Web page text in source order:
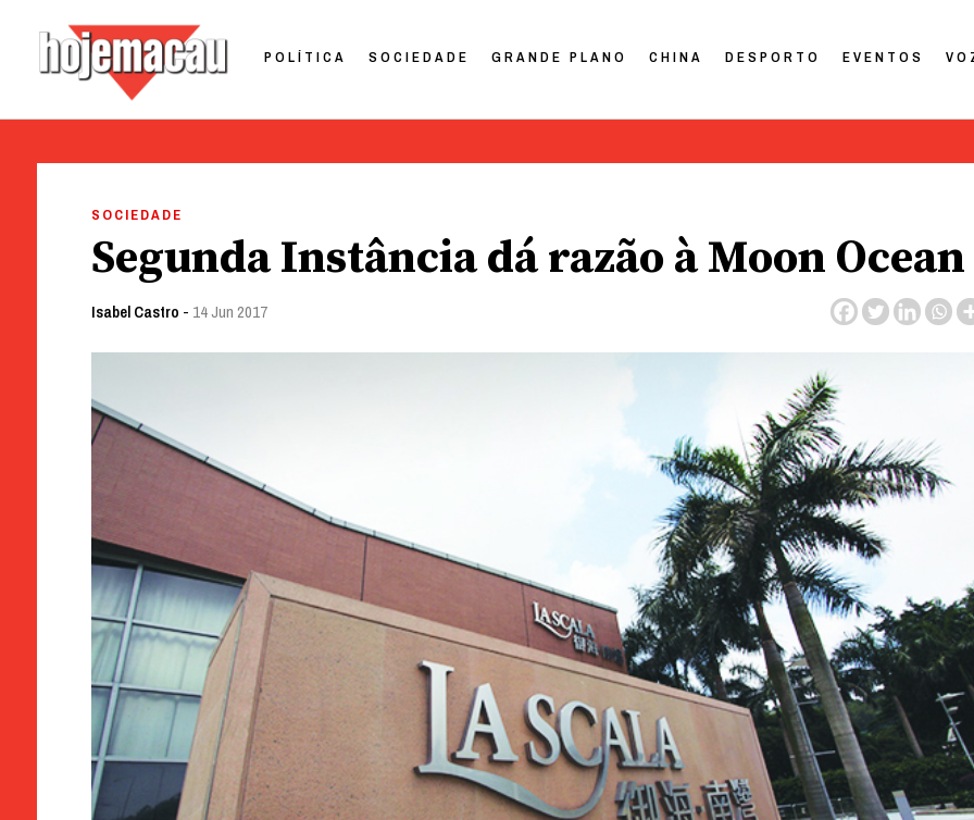
POLÍTICA SOCIEDADE GRANDE PLANO CHINA DESPORTO EVENTOS
SOCIEDADE
Segunda Instância dá razão à Moon Ocean
Isabel Castro - 14 Jun 2017